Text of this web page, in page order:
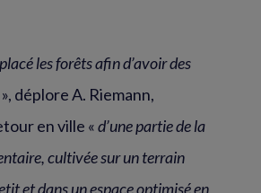
les forêts afin d’avoir des
», déplore A. Riemann,
en ville «d’une partie de la
cultivée sur un terrain
et dans un espace optimisé en